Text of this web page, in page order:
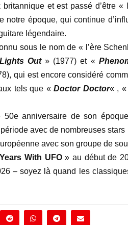
et est passé d’être
notre époque, qui continue
légendaire.
sous le nom de « l’ère
Lights Out» (1977) et «
qui est encore considéré
tels que «Doctor Doctor« ,
anniversaire de son
avec de nombreuses
avec son groupe de
With UFO» au début de
– soyez là quand les